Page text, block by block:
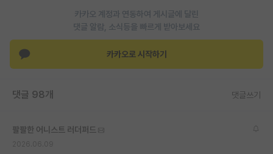
카카오 계정과 연동하여 게시글에 달린
댓글 알람, 소식등을 빠르게 받아보세요
카카오로 시작하기
댓글 98개 댓글쓰기
팔팔한 어니스트 러더퍼드